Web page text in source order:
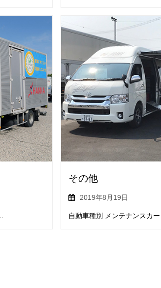
その他
2019年8月19日
自動車種別 メンテナンスカ